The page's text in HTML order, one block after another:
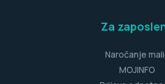
Za
Naročanje
MOJINFO